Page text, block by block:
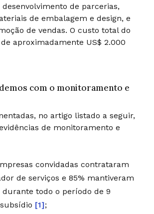
de parcerias,
de embalagem e design, e
de vendas. O custo total do
aproximadamente US$ 2.000
com o monitoramento e
no artigo listado a seguir,
de monitoramento e
convidadas contrataram
de serviços e 85% mantiveram
todo o período de 9
[1];